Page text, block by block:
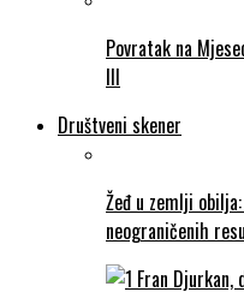
Povratak na
III
Društveni skener
Žeđ u zemlji
neograničenih